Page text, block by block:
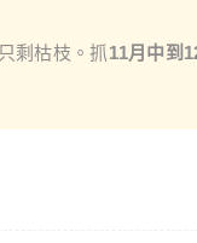
剩枯枝。抓11月中到